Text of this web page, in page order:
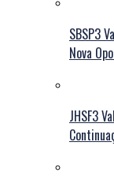
SBSP3
Nova
JHSF3